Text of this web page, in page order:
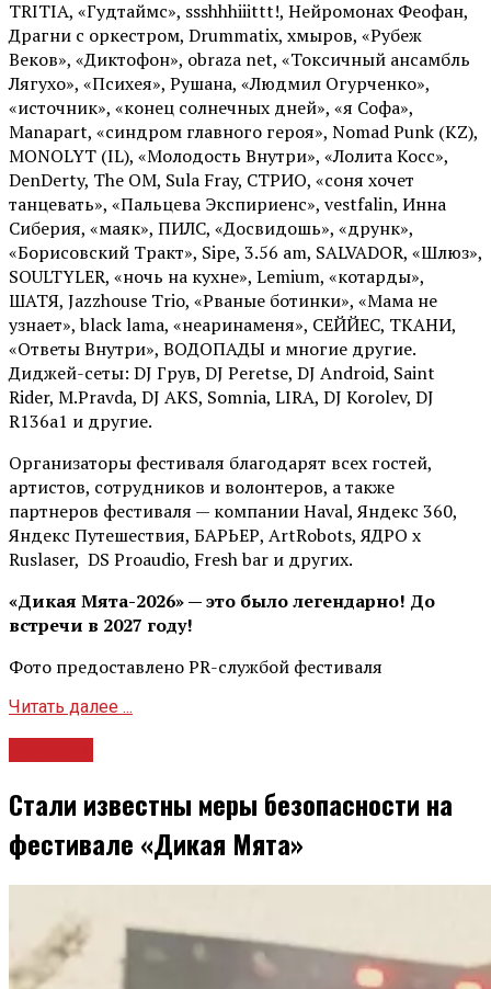
TRITIA, «Гудтаймс», ssshhhiiittt!, Нейромонах Феофан,
Драгни с оркестром, Drummatix, хмыров, «Рубеж
Веков», «Диктофон», obraza net, «Токсичный ансамбль
Лягухо», «Психея», Рушана, «Людмил Огурченко»,
«источник», «конец солнечных дней», «я Софа»,
Manapart, «синдром главного героя», Nomad Punk (KZ),
MONOLYT (IL), «Молодость Внутри», «Лолита Косс»,
DenDerty, The OM, Sula Fray, СТРИО, «соня хочет
танцевать», «Пальцева Экспириенс», vestfalin, Инна
Сиберия, «маяк», ПИЛС, «Досвидошь», «друнк»,
«Борисовский Тракт», Sipe, 3.56 am, SALVADOR, «Шлюз»,
SOULTYLER, «ночь на кухне», Lemium, «котарды»,
ШАТЯ, Jazzhouse Trio, «Рваные ботинки», «Мама не
узнает», black lama, «неаринаменя», СЕЙЙЕС, ТКАНИ,
«Ответы Внутри», ВОДОПАДЫ и многие другие.
Диджей-сеты: DJ Грув, DJ Peretse, DJ Android, Saint
Rider, М.Pravda, DJ AKS, Somnia, LIRA, DJ Korolev, DJ
R136a1 и другие.
Организаторы фестиваля благодарят всех гостей,
артистов, сотрудников и волонтеров, а также
партнеров фестиваля — компании Haval, Яндекс 360,
Яндекс Путешествия, БАРЬЕР, ArtRobots, ЯДРО х
Ruslaser, DS Proaudio, Fresh bar и других.
«Дикая Мята-2026» — это было легендарно! До
встречи в 2027 году!
Фото предоставлено PR-службой фестиваля
Читать далее ...
Стали известны меры безопасности на
фестивале «Дикая Мята»